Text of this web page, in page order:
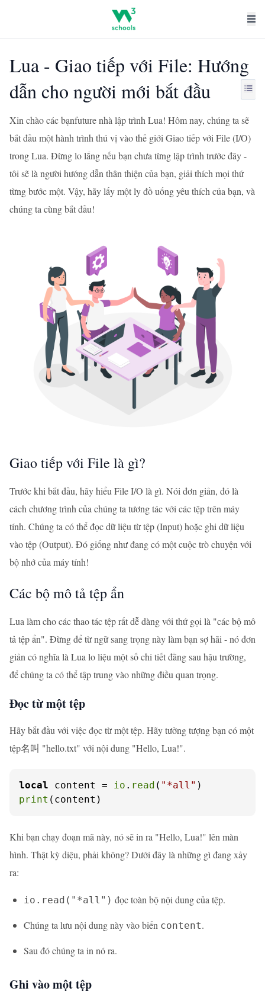
Lua - Giao tiếp với File: Hướng
dẫn cho người mới bắt đầu
Xin chào các bạnfuture nhà lập trình Lua! Hôm nay, chúng ta sẽ
bắt đầu một hành trình thú vị vào thế giới Giao tiếp với File (I/O)
trong Lua. Đừng lo lắng nếu bạn chưa từng lập trình trước đây -
tôi sẽ là người hướng dẫn thân thiện của bạn, giải thích mọi thứ
từng bước một. Vậy, hãy lấy một ly đồ uống yêu thích của bạn, và
chúng ta cùng bắt đầu!
Giao tiếp với File là gì?
Trước khi bắt đầu, hãy hiểu File I/O là gì. Nói đơn giản, đó là
cách chương trình của chúng ta tương tác với các tệp trên máy
tính. Chúng ta có thể đọc dữ liệu từ tệp (Input) hoặc ghi dữ liệu
vào tệp (Output). Đó giống như đang có một cuộc trò chuyện với
bộ nhớ của máy tính!
Các bộ mô tả tệp ẩn
Lua làm cho các thao tác tệp rất dễ dàng với thứ gọi là "các bộ mô
tả tệp ẩn". Đừng để từ ngữ sang trọng này làm bạn sợ hãi - nó đơn
giản có nghĩa là Lua lo liệu một số chi tiết đằng sau hậu trường,
để chúng ta có thể tập trung vào những điều quan trọng.
Đọc từ một tệp
Hãy bắt đầu với việc đọc từ một tệp. Hãy tưởng tượng bạn có một
tệp名叫 "hello.txt" với nội dung "Hello, Lua!".
local content = io . read ( "*all"
print (content)
Khi bạn chạy đoạn mã này, nó sẽ in ra "Hello, Lua!" lên màn
hình. Thật kỳ diệu, phải không? Dưới đây là những gì đang xảy
ra:
io.read("*all") đọc toàn bộ nội dung của tệp.
Chúng ta lưu nội dung này vào biến content.
Sau đó chúng ta in nó ra.
Ghi vào một tệp